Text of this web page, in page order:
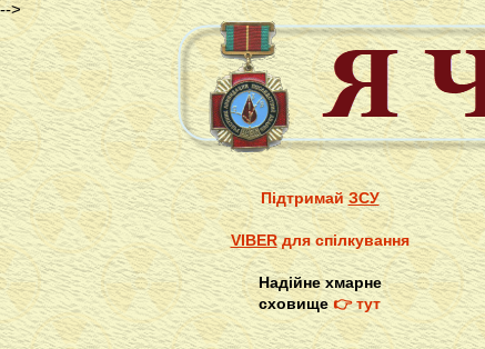
-->
ПідтримайЗСУ
VIBERдля спілкування
Надійне хмарне
сховище👉 тут